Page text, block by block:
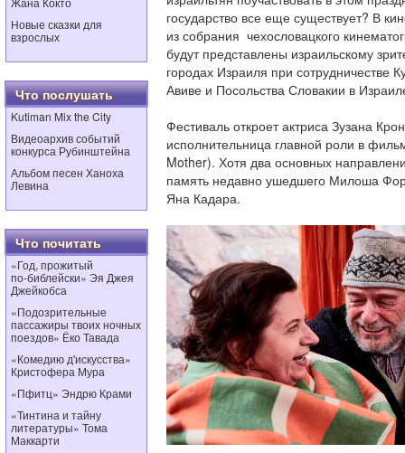
Новые сказки для
взрослых
Что послушать
Kutiman Mix the City
Видеоархив событий
конкурса Рубинштейна
Альбом песен Ханоха
Левина
Что почитать
«Год, прожитый
по‑библейски» Эя Джея
Джейкобса
«Подозрительные
пассажиры твоих ночных
поездов» Ёко Тавада
«Комедию д'искусства»
Кристофера Мура
«Пфитц» Эндрю Крами
«Тинтина и тайну
литературы» Тома
Маккарти
государство все еще существует? В
из собрания чехословацкого
будут представлены израильскому
городах Израиля при сотрудничестве
Авиве и Посольства Словакии в
Фестиваль откроет актриса Зузана
исполнительница главной роли в
Mother). Хотя два основных
память недавно ушедшего Милоша
Яна Кадара.